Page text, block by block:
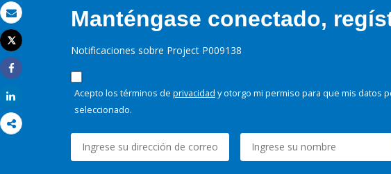
Correo electrónico
Imprimir
Tweet
Share
Manténgase conectado,
Notificaciones sobre Project P009138
Acepto los términos de privacidad y otorgo mi permiso para que mis datos
seleccionado.